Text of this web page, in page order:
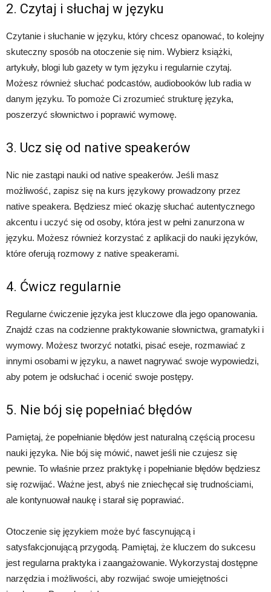
2. Czytaj i słuchaj w języku
Czytanie i słuchanie w języku, który chcesz opanować, to kolejny
skuteczny sposób na otoczenie się nim. Wybierz książki,
artykuły, blogi lub gazety w tym języku i regularnie czytaj.
Możesz również słuchać podcastów, audiobooków lub radia w
danym języku. To pomoże Ci zrozumieć strukturę języka,
poszerzyć słownictwo i poprawić wymowę.
3. Ucz się od native speakerów
Nic nie zastąpi nauki od native speakerów. Jeśli masz
możliwość, zapisz się na kurs językowy prowadzony przez
native speakera. Będziesz mieć okazję słuchać autentycznego
akcentu i uczyć się od osoby, która jest w pełni zanurzona w
języku. Możesz również korzystać z aplikacji do nauki języków,
które oferują rozmowy z native speakerami.
4. Ćwicz regularnie
Regularne ćwiczenie języka jest kluczowe dla jego opanowania.
Znajdź czas na codzienne praktykowanie słownictwa, gramatyki i
wymowy. Możesz tworzyć notatki, pisać eseje, rozmawiać z
innymi osobami w języku, a nawet nagrywać swoje wypowiedzi,
aby potem je odsłuchać i ocenić swoje postępy.
5. Nie bój się popełniać błędów
Pamiętaj, że popełnianie błędów jest naturalną częścią procesu
nauki języka. Nie bój się mówić, nawet jeśli nie czujesz się
pewnie. To właśnie przez praktykę i popełnianie błędów będziesz
się rozwijać. Ważne jest, abyś nie zniechęcał się trudnościami,
ale kontynuował naukę i starał się poprawiać.
Otoczenie się językiem może być fascynującą i
satysfakcjonującą przygodą. Pamiętaj, że kluczem do sukcesu
jest regularna praktyka i zaangażowanie. Wykorzystaj dostępne
narzędzia i możliwości, aby rozwijać swoje umiejętności